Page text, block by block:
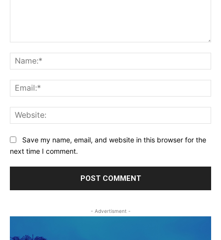
Save my name, email, and website in this browser for the
next time I comment.
- Advertisment -